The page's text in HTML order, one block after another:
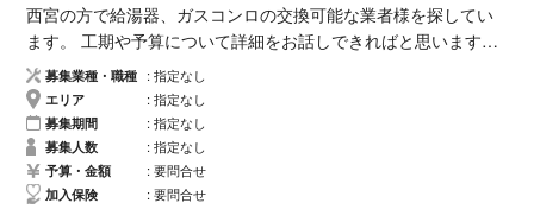
7．コンビニデジタルサイネージ、電気・通信工事などの施工実
績 8．夜間工事の対応可否 9．連絡先（電話番号・メールアドレ
ス） 安定した受注を希望される施工業者様、対応エリアを広げ
たい事業者様からのご応募をお待ちしております。 【募集会
社】 オルクス株式会社 【お問い合わせ先】 担当者：＿山西宗
三＿＿＿＿＿＿＿ 電話番 090-5652-7065 メール yaman
ishi@olx.co.jp
西宮の方で給湯器、ガスコンロの交換可能な業者様を探してい
ます。 工期や予算について詳細をお話しできればと思います。
合わせて畳、襖、クロス、床貼り業者様も探しておりますので
募集業種・職種
指定なし
エリア
指定なし
募集期間
指定なし
募集人数
指定なし
予算・金額
要問合せ
加入保険
要問合せ